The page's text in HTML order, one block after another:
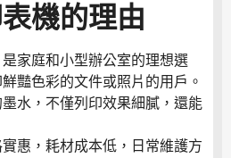
機的理由
家庭和小型辦公室的理想選
豔色彩的文件或照片的用戶。
水，不僅列印效果細膩，還能
惠，耗材成本低，日常維護方